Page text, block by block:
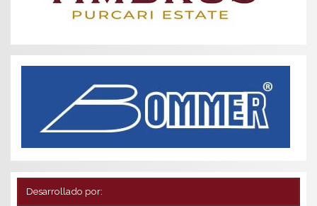
Desarrollado por: